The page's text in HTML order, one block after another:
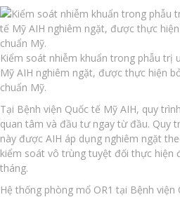
Kiểm soát nhiễm khuẩn trong phẫu trị
Mỹ AIH nghiêm ngặt, được thực hiện
chuẩn Mỹ.
Tại Bệnh viện Quốc tế Mỹ AIH, quy
quan tâm và đầu tư ngay từ đầu. Quy
này được AIH áp dụng nghiêm ngặt
kiểm soát vô trùng tuyệt đối thực hiện
tháng.
Hệ thống phòng mổ OR1 tại Bệnh